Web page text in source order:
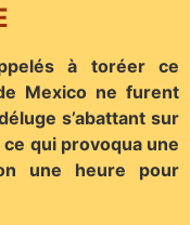
à toréer ce
Mexico ne furent
s’abattant sur
qui provoqua une
une heure pour